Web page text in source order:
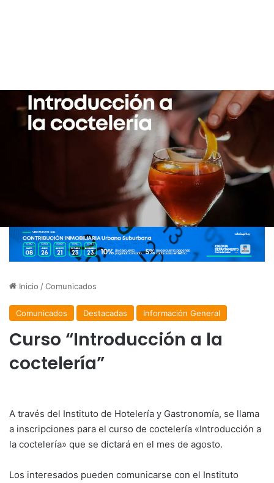
Inicio /Comunicados
Comunicados Destacadas Información General
Curso “Introducción a la
coctelería”
A través del Instituto de Hotelería y Gastronomía, se llama
a inscripciones para el curso de coctelería «Introducción a
la coctelería» que se dictará en el mes de agosto.
Los interesados pueden comunicarse con el Instituto